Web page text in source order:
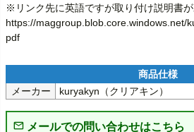
※リンク先に英語ですが取り付け説明書が
https://maggroup.blob.core.windows.net/
pdf
メーカー kuryakyn（クリアキン）